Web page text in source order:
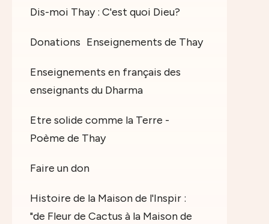
Dis-moi Thay : C'est quoi Dieu?
Donations Enseignements de Thay
Enseignements en français des
enseignants du Dharma
Etre solide comme la Terre -
Poème de Thay
Faire un don
Histoire de la Maison de l'Inspir :
"de Fleur de Cactus à la Maison de